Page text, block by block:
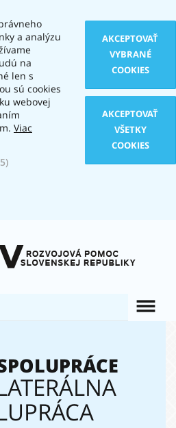
a analýzu
na
len s
sú cookies
webovej
Viac
AKCEPTOVAŤ
VYBRANÉ
COOKIES
AKCEPTOVAŤ
VŠETKY
COOKIES